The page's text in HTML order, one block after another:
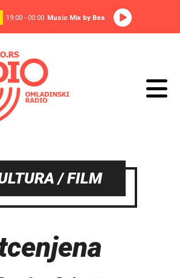
19:00 - 00:00 Music Mix by Bea
/ FILM